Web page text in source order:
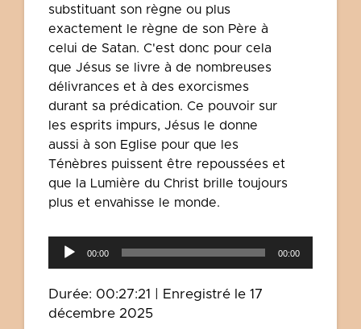
substituant son règne ou plus
exactement le règne de son Père à
celui de Satan. C'est donc pour cela
que Jésus se livre à de nombreuses
délivrances et à des exorcismes
durant sa prédication. Ce pouvoir sur
les esprits impurs, Jésus le donne
aussi à son Eglise pour que les
Ténèbres puissent être repoussées et
que la Lumière du Christ brille toujours
plus et envahisse le monde.
00:00 00:00
Durée: 00:27:21
Enregistré le 17
décembre 2025